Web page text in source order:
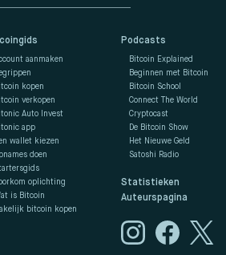
aanmaken
kopen
verkopen
Auto Invest
app
wallet kiezen
doen
oplichting
is Bitcoin
bitcoin kopen
Podcasts
Bitcoin Explained
Beginnen met Bitcoin
Bitcoin School
Connect The World
Cryptocast
De Bitcoin Show
Het Nieuwe Geld
Satoshi Radio
Statistieken
Auteurspagina